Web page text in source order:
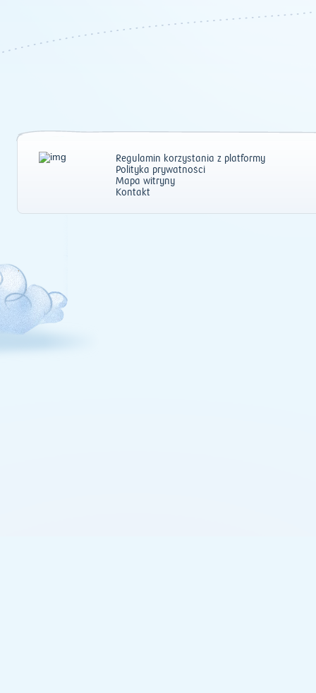
Regulamin korzystania z platformy
Polityka prywatności
Mapa witryny
Kontakt